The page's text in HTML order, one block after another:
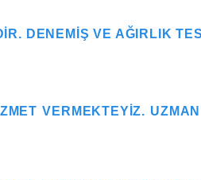
DENEMIŞ VE AĞIRLIK
VERMEKTEYIZ.